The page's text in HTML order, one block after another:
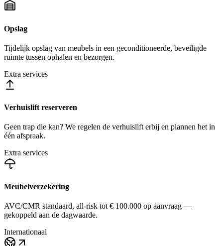
Opslag
Tijdelijk opslag van meubels in een geconditioneerde, beveiligde
ruimte tussen ophalen en bezorgen.
Extra services
Verhuislift reserveren
Geen trap die kan? We regelen de verhuislift erbij en plannen het in
één afspraak.
Extra services
Meubelverzekering
AVC/CMR standaard, all-risk tot € 100.000 op aanvraag —
gekoppeld aan de dagwaarde.
Internationaal